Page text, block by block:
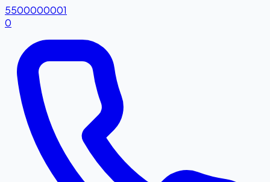
5500000001
0